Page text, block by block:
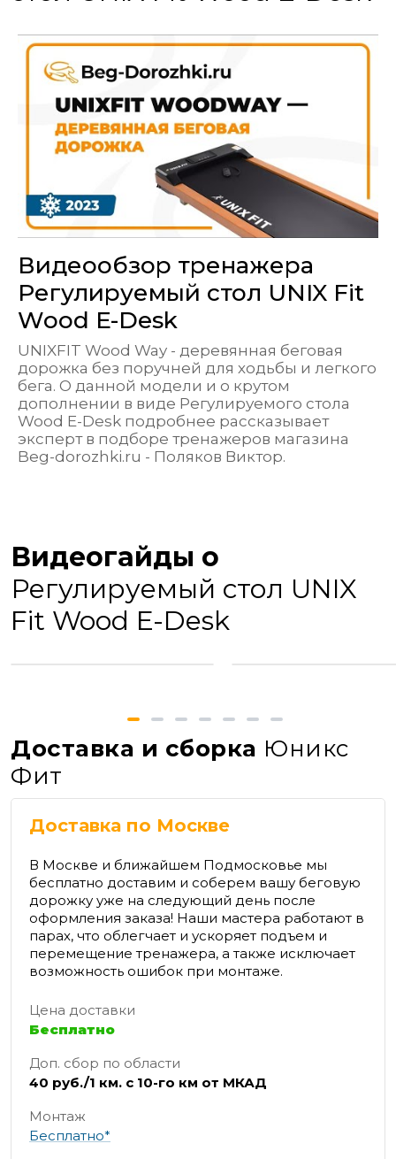
Видеообзор тренажера
Регулируемый стол UNIX Fit
Wood E-Desk
UNIXFIT Wood Way - деревянная беговая
дорожка без поручней для ходьбы и легкого
бега. О данной модели и о крутом
дополнении в виде Регулируемого стола
Wood E-Desk подробнее рассказывает
эксперт в подборе тренажеров магазина
Beg-dorozhki.ru - Поляков Виктор.
Видеогайды о
Регулируемый стол UNIX
Fit Wood E-Desk
Доставка и сборка Юникс
Фит
Доставка по Москве
В Москве и ближайшем Подмосковье мы
бесплатно доставим и соберем вашу беговую
дорожку уже на следующий день после
оформления заказа! Наши мастера работают в
парах, что облегчает и ускоряет подъем и
перемещение тренажера, а также исключает
возможность ошибок при монтаже.
Цена доставки
Бесплатно
Доп. сбор по области
40 руб./1 км. с 10-го км от МКАД
Монтаж
Бесплатно*